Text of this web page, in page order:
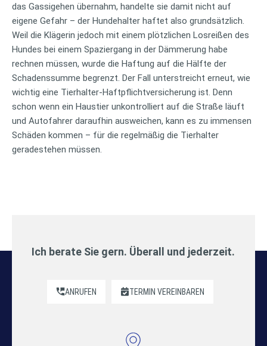
das Gassigehen übernahm, handelte sie damit nicht auf
eigene Gefahr – der Hundehalter haftet also grundsätzlich.
Weil die Klägerin jedoch mit einem plötzlichen Losreißen des
Hundes bei einem Spaziergang in der Dämmerung habe
rechnen müssen, wurde die Haftung auf die Hälfte der
Schadenssumme begrenzt. Der Fall unterstreicht erneut, wie
wichtig eine Tierhalter-Haftpflichtversicherung ist. Denn
schon wenn ein Haustier unkontrolliert auf die Straße läuft
und Autofahrer daraufhin ausweichen, kann es zu immensen
Schäden kommen – für die regelmäßig die Tierhalter
geradestehen müssen.
Ich berate Sie gern. Überall und jederzeit.
ANRUFEN TERMIN VEREINBAREN